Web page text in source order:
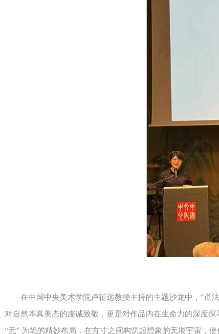
在中国中央美术学院卢征远教授主持的主题沙龙中，“道法
对自然本真美态的虔诚致敬，更是对作品内在生命力的深度
“无” 为笔的精妙布局，在方寸之间构筑起想象的无垠宇宙，